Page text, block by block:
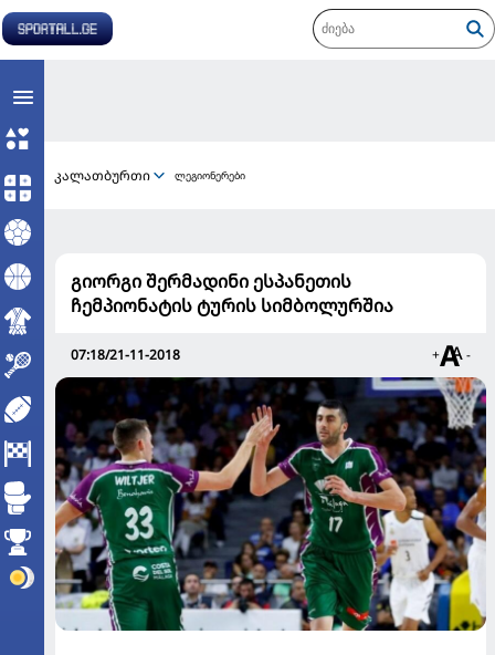
კალათბურთი ლეგიონერები
გიორგი შერმადინი ესპანეთის
ჩემპიონატის ტურის სიმბოლურშია
07:18/21-11-2018 + -